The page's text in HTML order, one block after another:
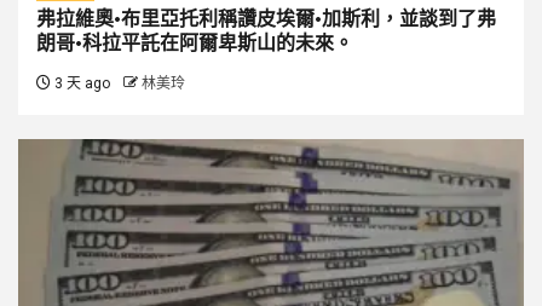
弗拉維奧·布里亞托利稱讚皮埃爾·加斯利，並談到了弗
朗哥·科拉平託在阿爾卑斯山的未來。
3 天 ago 林美玲